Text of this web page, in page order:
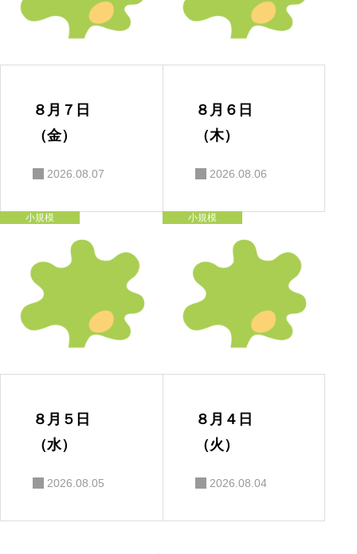
８月７日
（金）
2026.08.07
８月６日
（木）
2026.08.06
小規模
８月５日
（水）
2026.08.05
小規模
８月４日
（火）
2026.08.04